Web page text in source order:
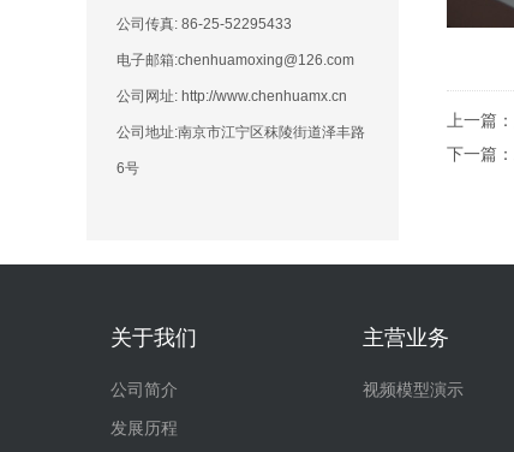
公司传真: 86-25-52295433
电子邮箱:chenhuamoxing@126.com
公司网址: http://www.chenhuamx.cn
公司地址:南京市江宁区秣陵街道泽丰路
6号
上一篇：
下一篇：
关于我们
公司简介
发展历程
主营业务
视频模型演示